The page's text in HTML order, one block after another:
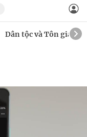
Dân tộc và Tôn giáo